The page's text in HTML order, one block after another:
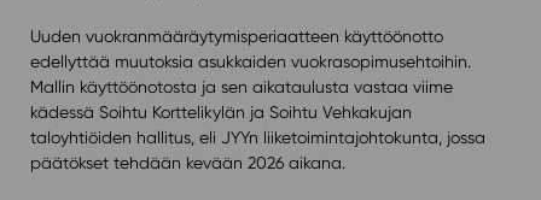
Uuden vuokranmääräytymisperiaatteen käyttöönotto
edellyttää muutoksia asukkaiden vuokrasopimusehtoihin.
Mallin käyttöönotosta ja sen aikataulusta vastaa viime
kädessä Soihtu Korttelikylän ja Soihtu Vehkakujan
taloyhtiöiden hallitus, eli JYYn liiketoimintajohtokunta, jossa
päätökset tehdään kevään 2026 aikana.